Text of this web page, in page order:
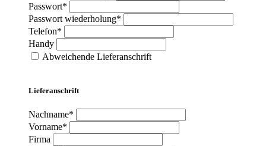
Passwort*
Passwort wiederholung*
Telefon*
Handy
Abweichende Lieferanschrift
Lieferanschrift
Nachname*
Vorname*
Firma